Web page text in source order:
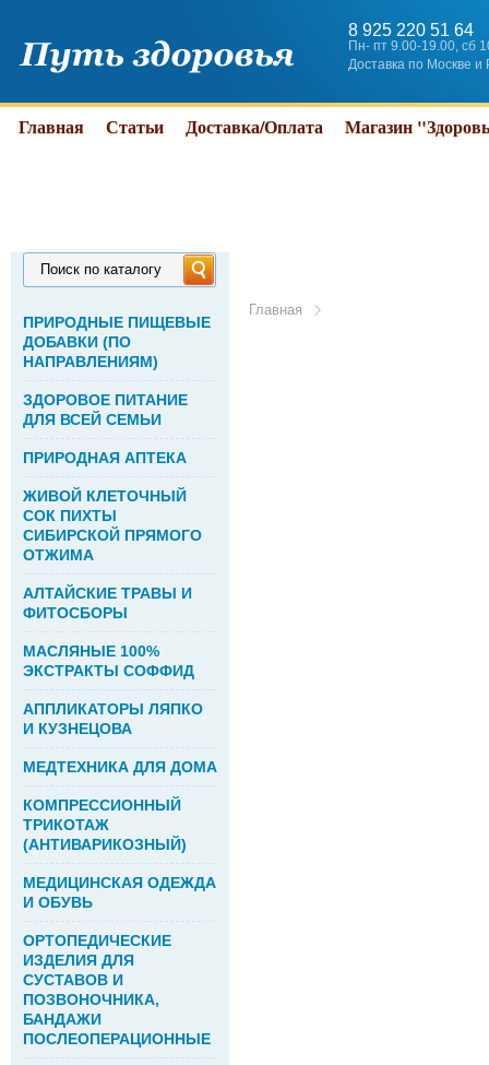
8 925 220 51 64
Пн- пт 9.00-19.00, сб
Доставка по Москве и
Главная Статьи Доставка/Оплата Магазин
Поиск по каталогу
ПРИРОДНЫЕ ПИЩЕВЫЕ
ДОБАВКИ (ПО
НАПРАВЛЕНИЯМ)
ЗДОРОВОЕ ПИТАНИЕ
ДЛЯ ВСЕЙ СЕМЬИ
ПРИРОДНАЯ АПТЕКА
ЖИВОЙ КЛЕТОЧНЫЙ
СОК ПИХТЫ
СИБИРСКОЙ ПРЯМОГО
ОТЖИМА
АЛТАЙСКИЕ ТРАВЫ И
ФИТОСБОРЫ
МАСЛЯНЫЕ 100%
ЭКСТРАКТЫ СОФФИД
АППЛИКАТОРЫ ЛЯПКО
И КУЗНЕЦОВА
МЕДТЕХНИКА ДЛЯ ДОМА
КОМПРЕССИОННЫЙ
ТРИКОТАЖ
(АНТИВАРИКОЗНЫЙ)
МЕДИЦИНСКАЯ ОДЕЖДА
И ОБУВЬ
ОРТОПЕДИЧЕСКИЕ
ИЗДЕЛИЯ ДЛЯ
СУСТАВОВ И
ПОЗВОНОЧНИКА,
БАНДАЖИ
ПОСЛЕОПЕРАЦИОННЫЕ
Главная